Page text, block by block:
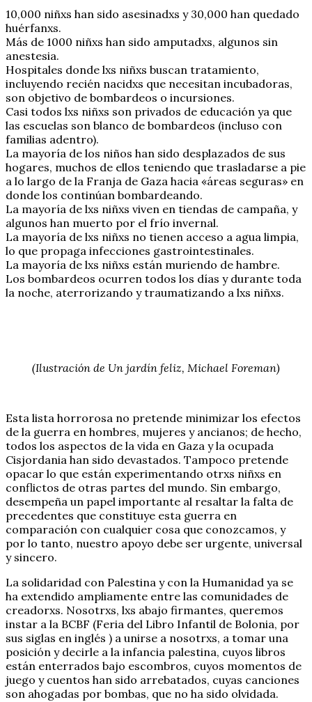
10,000 niñxs han sido asesinadxs y 30,000 han quedado
huérfanxs.
Más de 1000 niñxs han sido amputadxs, algunos sin
anestesia.
Hospitales donde lxs niñxs buscan tratamiento,
incluyendo recién nacidxs que necesitan incubadoras,
son objetivo de bombardeos o incursiones.
Casi todos lxs niñxs son privados de educación ya que
las escuelas son blanco de bombardeos (incluso con
familias adentro).
La mayoría de los niños han sido desplazados de sus
hogares, muchos de ellos teniendo que trasladarse a pie
a lo largo de la Franja de Gaza hacia «áreas seguras» en
donde los continúan bombardeando.
La mayoría de lxs niñxs viven en tiendas de campaña, y
algunos han muerto por el frío invernal.
La mayoría de lxs niñxs no tienen acceso a agua limpia,
lo que propaga infecciones gastrointestinales.
La mayoría de lxs niñxs están muriendo de hambre.
Los bombardeos ocurren todos los días y durante toda
la noche, aterrorizando y traumatizando a lxs niñxs.
(Ilustración de Un jardín feliz, Michael Foreman)
Esta lista horrorosa no pretende minimizar los efectos
de la guerra en hombres, mujeres y ancianos; de hecho,
todos los aspectos de la vida en Gaza y la ocupada
Cisjordania han sido devastados. Tampoco pretende
opacar lo que están experimentando otrxs niñxs en
conflictos de otras partes del mundo. Sin embargo,
desempeña un papel importante al resaltar la falta de
precedentes que constituye esta guerra en
comparación con cualquier cosa que conozcamos, y
por lo tanto, nuestro apoyo debe ser urgente, universal
y sincero.
La solidaridad con Palestina y con la Humanidad ya se
ha extendido ampliamente entre las comunidades de
creadorxs. Nosotrxs, lxs abajo firmantes, queremos
instar a la BCBF (Feria del Libro Infantil de Bolonia, por
sus siglas en inglés ) a unirse a nosotrxs, a tomar una
posición y decirle a la infancia palestina, cuyos libros
están enterrados bajo escombros, cuyos momentos de
juego y cuentos han sido arrebatados, cuyas canciones
son ahogadas por bombas, que no ha sido olvidada.